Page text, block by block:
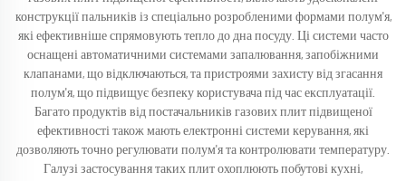
конструкції пальників із спеціально розробленими формами полум'я,
які ефективніше спрямовують тепло до дна посуду. Ці системи часто
оснащені автоматичними системами запалювання, запобіжними
клапанами, що відключаються, та пристроями захисту від згасання
полум'я, що підвищує безпеку користувача під час експлуатації.
Багато продуктів від постачальників газових плит підвищеної
ефективності також мають електронні системи керування, які
дозволяють точно регулювати полум'я та контролювати температуру.
Галузі застосування таких плит охоплюють побутові кухні,